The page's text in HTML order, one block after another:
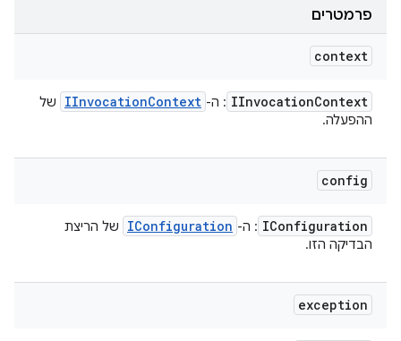
פרמטרים
context
IInvocationContext : ה- IInvocationContext
של
ההפעלה.
config
IConfiguration : ה- IConfiguration
של הריצת
הבדיקה הזו.
exception